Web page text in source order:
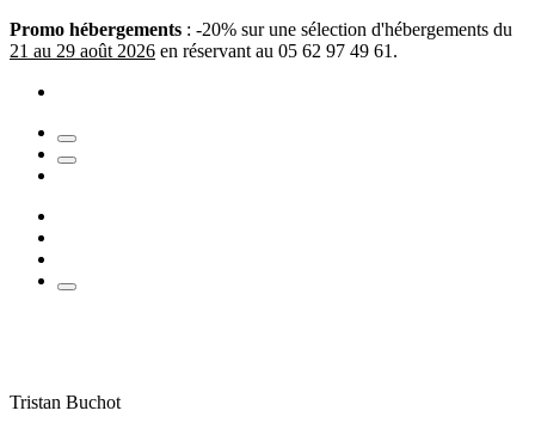
Promo hébergements : -20% sur une sélection d'hébergements du
21 au 29 août 2026 en réservant au 05 62 97 49 61.
Tristan Buchot